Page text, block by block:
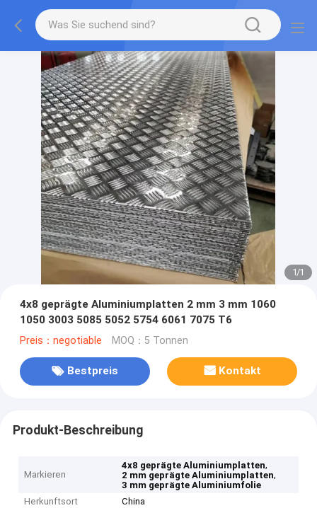
1/1
4x8 geprägte Aluminiumplatten 2 mm 3 mm 1060
1050 3003 5085 5052 5754 6061 7075 T6
Preis：negotiable MOQ：5 Tonnen
Bestpreis Kontakt
Produkt-Beschreibung
Markieren
4x8 geprägte Aluminiumplatten,
2 mm geprägte Aluminiumplatten,
3 mm geprägte Aluminiumfolie
Herkunftsort
China